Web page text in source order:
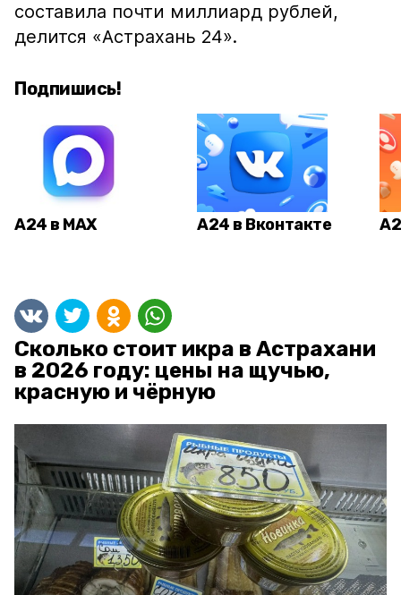
составила почти миллиард рублей,
делится «Астрахань 24».
Подпишись!
А24 в MAX А24 в Вконтакте
Сколько стоит икра в Астрахани
в 2026 году: цены на щучью,
красную и чёрную